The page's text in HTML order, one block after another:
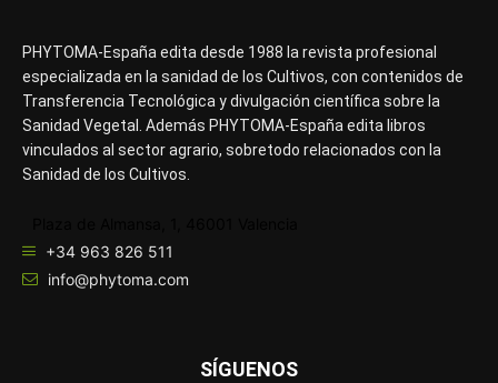
PHYTOMA-España edita desde 1988 la revista profesional
especializada en la sanidad de los Cultivos, con contenidos de
Transferencia Tecnológica y divulgación científica sobre la
Sanidad Vegetal. Además PHYTOMA-España edita libros
vinculados al sector agrario, sobretodo relacionados con la
Sanidad de los Cultivos.
+34 963 826 511
info@phytoma.com
SÍGUENOS